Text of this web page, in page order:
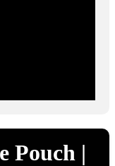
Pouch |